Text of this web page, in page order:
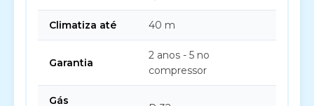
Climatiza até 40 m
Garantia
2 anos - 5 no
compressor
Gás